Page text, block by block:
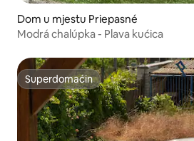
Dom u mjestu Priepasné
Modrá chalúpka - Plava kućica
Superdomaćin
Superdomaćin